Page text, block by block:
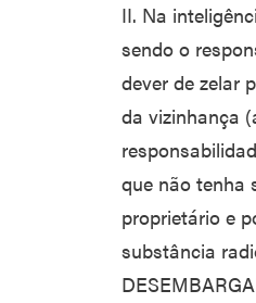
II. Na
sendo o
dever de zelar
da vizinhança
que não tenha
proprietário e
substância